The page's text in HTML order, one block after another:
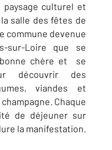
paysage culturel et
salle des fêtes de
commune devenue
sur-Loire que se
chère et se
découvrir des
viandes et
Chaque
de déjeuner sur
la manifestation.